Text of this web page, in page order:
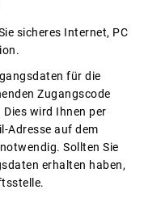
sicheres Internet, PC
für die
Zugangscode
wird Ihnen per
Adresse auf dem
Sollten Sie
erhalten haben,